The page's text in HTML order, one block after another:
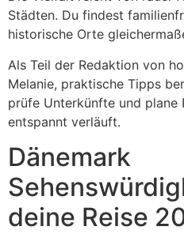
Städten. Du findest
historische Orte
Als Teil der Redaktion von
Melanie, praktische Tipps
prüfe Unterkünfte und plane
entspannt verläuft.
Dänemark
deine Reise